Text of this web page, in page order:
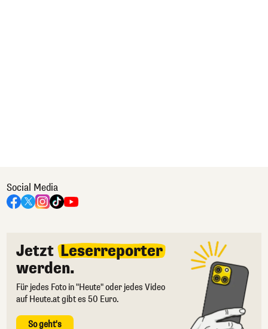
Social Media
Jetzt Leserreporter
werden.
Für jedes Foto in "Heute" oder jedes Video
auf Heute.at gibt es 50 Euro.
So geht's